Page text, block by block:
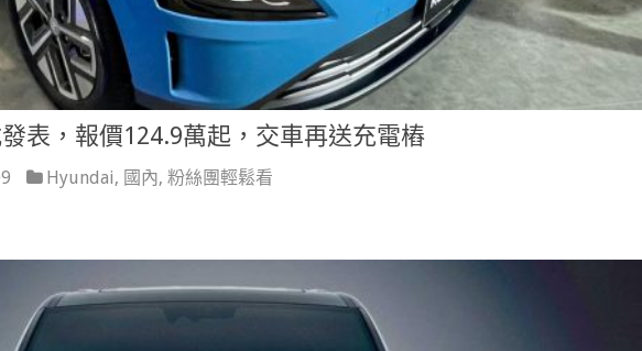
表，報價124.9萬起，交車再送充電樁
Hyundai, 國內, 粉絲團輕鬆看